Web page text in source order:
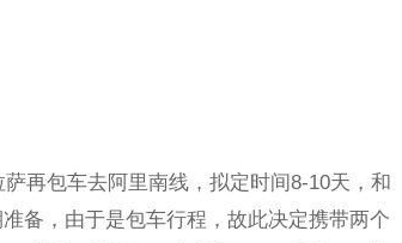
再包车去阿里南线，拟定时间8-10天，和
备，由于是包车行程，故此决定携带两个